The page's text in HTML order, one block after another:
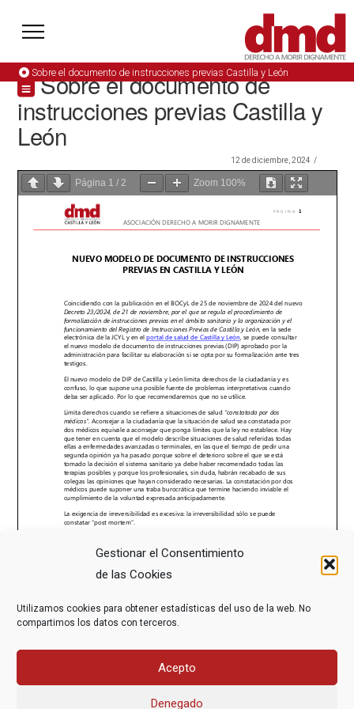
Gestionar el Consentimiento
de las Cookies
Utilizamos cookies para obtener estadísticas del uso de la web. No
compartimos los datos con terceros.
Acepto
Denegado
Sobre el documento de instrucciones previas Castilla y León
Sobre el documento de
instrucciones previas Castilla y
León
12 de diciembre, 2024
Página 1 /2 Zoom 100%